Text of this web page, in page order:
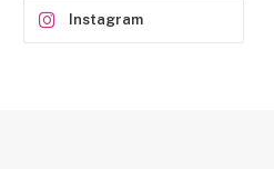
Instagram